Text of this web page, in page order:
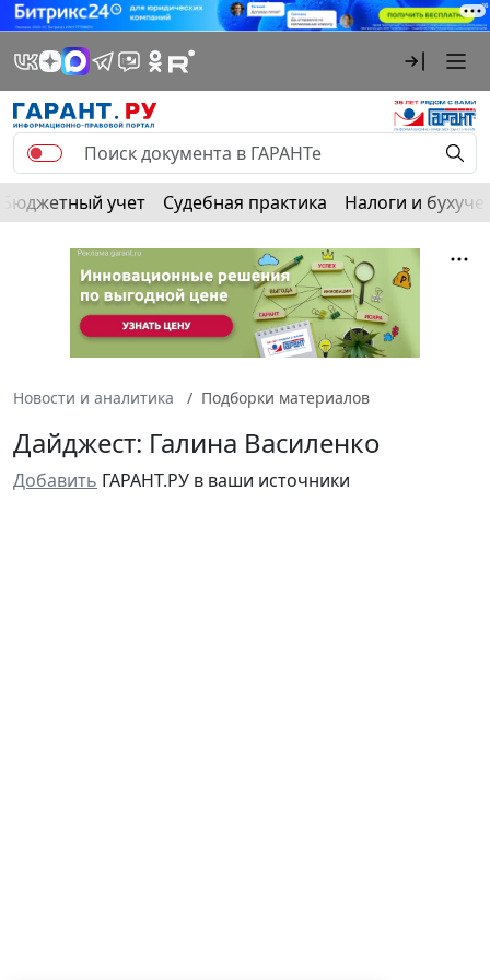
Бюджетный учет Судебная практика Налоги и
Новости и аналитика Подборки материалов
Дайджест: Галина Василенко
Добавить ГАРАНТ.РУ в ваши источники